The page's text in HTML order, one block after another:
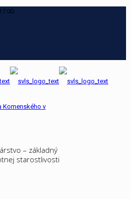
– základný
starostlivosti